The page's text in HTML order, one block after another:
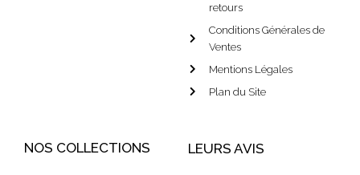
retours
Conditions Générales de
Ventes
Mentions Légales
Plan du Site
NOS COLLECTIONS LEURS AVIS